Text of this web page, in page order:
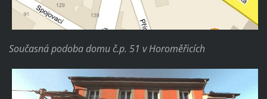
Současná podoba domu č.p. 51 v Horoměřicích